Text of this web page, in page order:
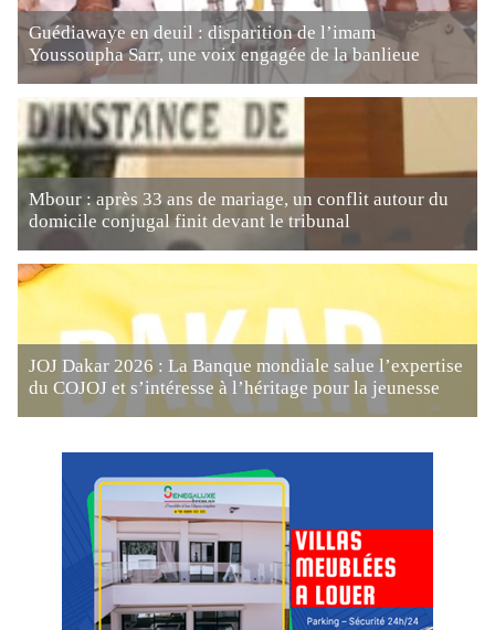
Guédiawaye en deuil : disparition de l’imam
Youssoupha Sarr, une voix engagée de la banlieue
Mbour : après 33 ans de mariage, un conflit autour du
domicile conjugal finit devant le tribunal
JOJ Dakar 2026 : La Banque mondiale salue l’expertise
du COJOJ et s’intéresse à l’héritage pour la jeunesse